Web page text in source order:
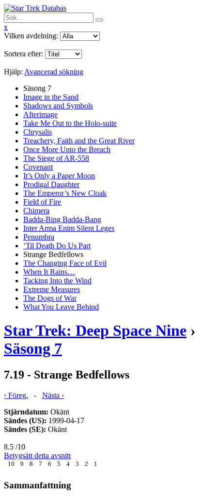
x
Vilken avdelning:
Sortera efter:
Hjälp: Avancerad sökning
Säsong 7
Image in the Sand
Shadows and Symbols
Afterimage
Take Me Out to the Holo-suite
Chrysalis
Treachery, Faith and the Great River
Once More Unto the Breach
The Siege of AR-558
Covenant
It’s Only a Paper Moon
Prodigal Daughter
The Emperor’s New Cloak
Field of Fire
Chimera
Badda-Bing Badda-Bang
Inter Arma Enim Silent Leges
Penumbra
‘Til Death Do Us Part
Strange Bedfellows
The Changing Face of Evil
When It Rains…
Tacking Into the Wind
Extreme Measures
The Dogs of War
What You Leave Behind
Star Trek: Deep Space Nine ›
Säsong 7
7.19 - Strange Bedfellows
‹ Föreg. -
Nästa ›
Stjärndatum: Okänt
Sändes (US): 1999-04-17
Sändes (SE): Okänt
8.5 /10
Betygsätt detta avsnitt
10 9 8 7 6 5 4 3 2 1
Sammanfattning